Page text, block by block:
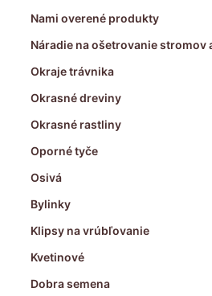
Nami overené produkty
Náradie na ošetrovanie stromov
Okraje trávnika
Okrasné dreviny
Okrasné rastliny
Oporné tyče
Osivá
Bylinky
Klipsy na vrúbľovanie
Kvetinové
Dobra semena